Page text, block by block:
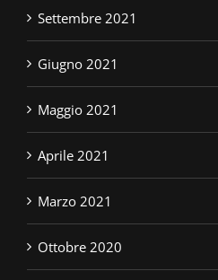
Settembre 2021
Giugno 2021
Maggio 2021
Aprile 2021
Marzo 2021
Ottobre 2020